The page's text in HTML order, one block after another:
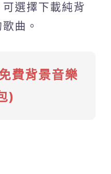
選擇下載純背
曲。
費背景音樂
)